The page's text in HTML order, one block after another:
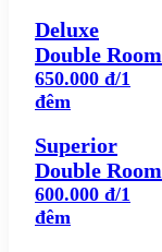
Deluxe
Double Room
650.000 đ/1
đêm
Superior
Double Room
600.000 đ/1
đêm